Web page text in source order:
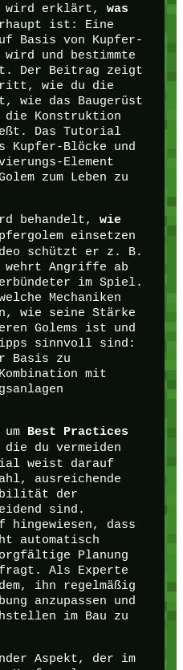
wird erklärt, was
ist: Eine
Basis von Kupfer-
und bestimmte
Der Beitrag zeigt
wie du die
wie das Baugerüst
die Konstruktion
Das Tutorial
Kupfer-Blöcke und
Element
zum Leben zu
behandelt, wie
einsetzen
schützt er z. B.
wehrt Angriffe ab
im Spiel.
Mechaniken
wie seine Stärke
Golems ist und
sinnvoll sind:
Basis zu
mit
Best Practices
du vermeiden
weist darauf
ausreichende
der
sind.
hingewiesen, dass
automatisch
Planung
Als Experte
ihn regelmäßig
anzupassen und
im Bau zu
Aspekt, der im